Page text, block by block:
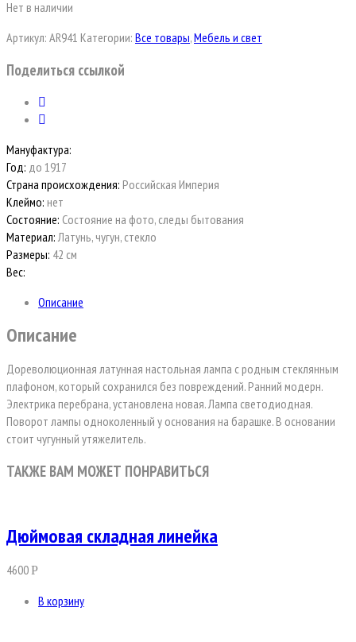
Нет в наличии
Артикул: AR941 Категории: Все товары,Мебель и свет
Поделиться ссылкой
Мануфактура:
Год: до 1917
Страна происхождения: Российская Империя
Клеймо: нет
Состояние: Состояние на фото, следы бытования
Материал: Латунь, чугун, стекло
Размеры: 42 см
Вес:
Описание
Описание
Дореволюционная латунная настольная лампа с родным стеклянным
плафоном, который сохранился без повреждений. Ранний модерн.
Электрика перебрана, установлена новая. Лампа светодиодная.
Поворот лампы одноколенный у основания на барашке. В основании
стоит чугунный утяжелитель.
ТАКЖЕ ВАМ МОЖЕТ ПОНРАВИТЬСЯ
Дюймовая складная линейка
4600Р
В корзину